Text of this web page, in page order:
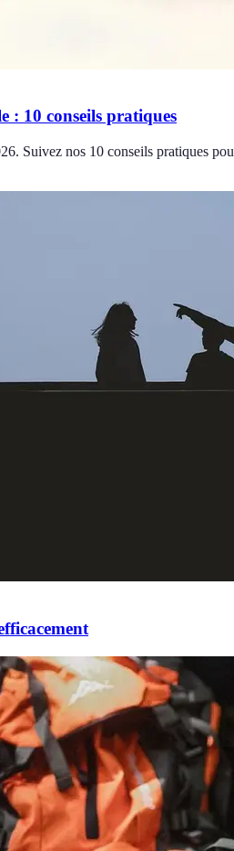
: 10 conseils pratiques
Suivez nos 10 conseils pratiques